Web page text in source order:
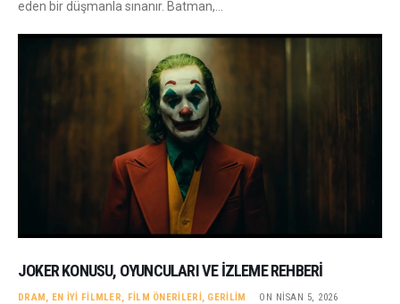
eden bir düşmanla sınanır. Batman,…
JOKER KONUSU, OYUNCULARI VE İZLEME REHBERI
DRAM, EN İYI FILMLER, FILM ÖNERILERI, GERILIM ON NISAN 5, 2026